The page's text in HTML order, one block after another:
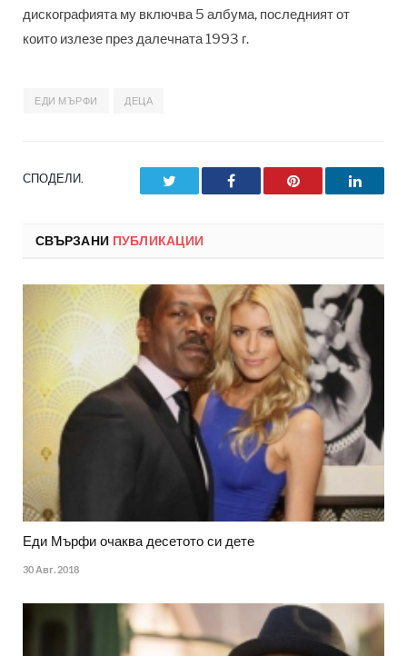
дискографията му включва 5 албума, последният от
които излезе през далечната 1993 г.
ЕДИ МЪРФИ ДЕЦА
СПОДЕЛИ. Facebook Pinterest
СВЪРЗАНИ ПУБЛИКАЦИИ
Еди Мърфи очаква десетото си дете
30 Авг. 2018